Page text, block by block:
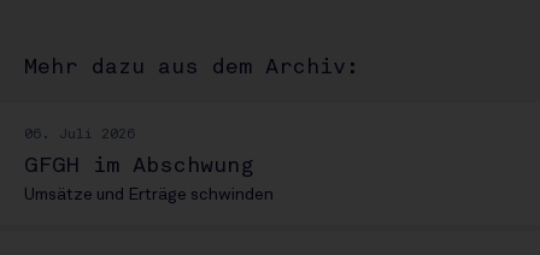
Mehr dazu aus dem Archiv:
06. Juli 2026
GFGH im Abschwung
Umsätze und Erträge schwinden